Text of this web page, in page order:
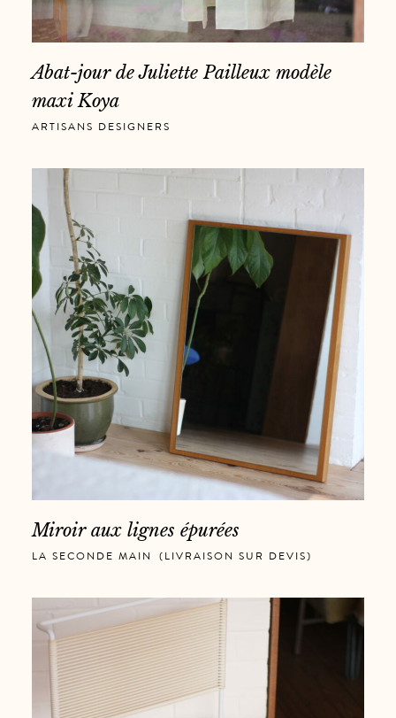
Abat-jour de Juliette Pailleux modèle
maxi Koya
ARTISANS DESIGNERS
Miroir aux lignes épurées
LA SECONDE MAIN (LIVRAISON SUR DEVIS)